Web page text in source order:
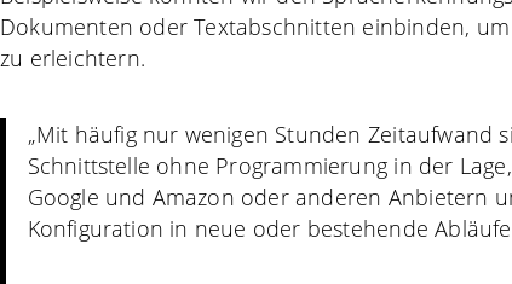
Dokumenten oder Textabschnitten einbinden,
zu erleichtern.
„Mit häufig nur wenigen Stunden Zeitaufwand
Schnittstelle ohne Programmierung in der
Google und Amazon oder anderen Anbietern
Konfiguration in neue oder bestehende